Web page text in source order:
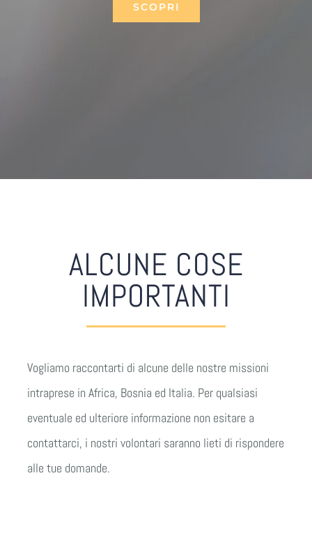
SCOPRI
ALCUNE COSE
IMPORTANTI
Vogliamo raccontarti di alcune delle nostre missioni
intraprese in Africa, Bosnia ed Italia. Per qualsiasi
eventuale ed ulteriore informazione non esitare a
contattarci, i nostri volontari saranno lieti di rispondere
alle tue domande.